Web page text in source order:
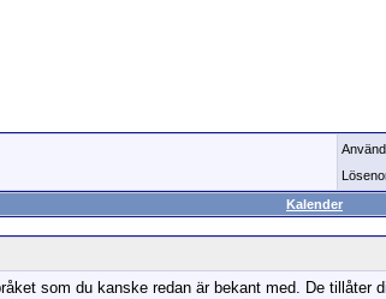
Kalender
som du kanske redan är bekant med. De tillåter